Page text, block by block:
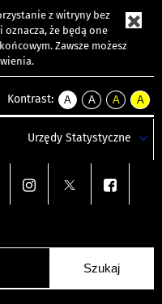
z witryny bez
że będą one
Zawsze możesz
Kontrast:
A
kontrast
A
kontrast
tekst
czarnym
A
kontrast
tekst
czarnym
A
tekst
żółtym
Urzędy Statystyczne